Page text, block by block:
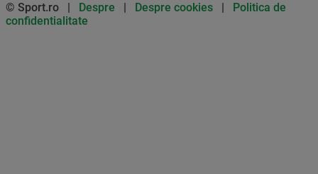
© Sport.ro | Despre | Despre cookies | Politica de
confidentialitate